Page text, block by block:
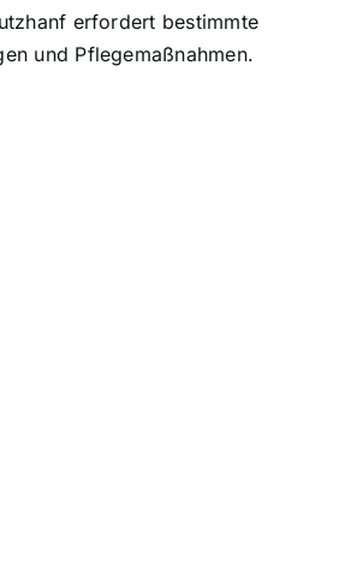
erfordert bestimmte
und Pflegemaßnahmen.